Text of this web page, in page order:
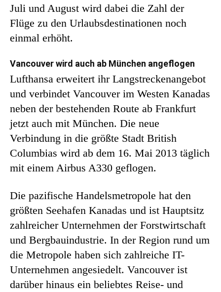
Juli und August wird dabei die Zahl der
Flüge zu den Urlaubsdestinationen noch
einmal erhöht.
Vancouver wird auch ab München angeflogen
Lufthansa erweitert ihr Langstreckenangebot
und verbindet Vancouver im Westen Kanadas
neben der bestehenden Route ab Frankfurt
jetzt auch mit München. Die neue
Verbindung in die größte Stadt British
Columbias wird ab dem 16. Mai 2013 täglich
mit einem Airbus A330 geflogen.
Die pazifische Handelsmetropole hat den
größten Seehafen Kanadas und ist Hauptsitz
zahlreicher Unternehmen der Forstwirtschaft
und Bergbauindustrie. In der Region rund um
die Metropole haben sich zahlreiche IT-
Unternehmen angesiedelt. Vancouver ist
darüber hinaus ein beliebtes Reise- und